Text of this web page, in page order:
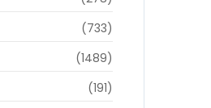
(733)
(1489)
(191)